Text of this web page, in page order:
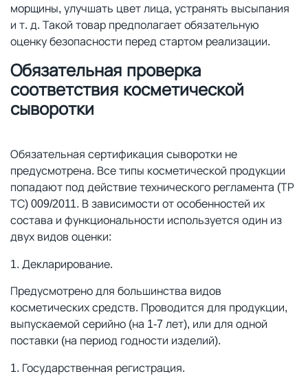
морщины, улучшать цвет лица, устранять высыпания
и т. д. Такой товар предполагает обязательную
оценку безопасности перед стартом реализации.
Обязательная проверка
соответствия косметической
сыворотки
Обязательная сертификация сыворотки не
предусмотрена. Все типы косметической продукции
попадают под действие технического регламента (ТР
ТС) 009/2011. В зависимости от особенностей их
состава и функциональности используется один из
двух видов оценки:
Декларирование.
Предусмотрено для большинства видов
косметических средств. Проводится для продукции,
выпускаемой серийно (на 1-7 лет), или для одной
поставки (на период годности изделий).
Государственная регистрация.